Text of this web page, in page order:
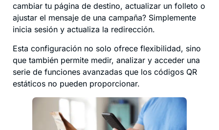
cambiar tu página de destino, actualizar un folleto o
ajustar el mensaje de una campaña? Simplemente
inicia sesión y actualiza la redirección.
Esta configuración no solo ofrece flexibilidad, sino
que también permite medir, analizar y acceder una
serie de funciones avanzadas que los códigos QR
estáticos no pueden proporcionar.